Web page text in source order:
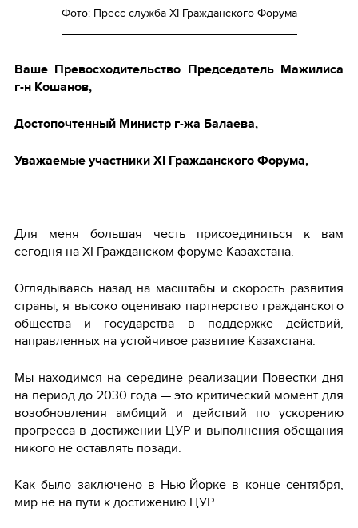
Фото: Пресс-служба XI Гражданского Форума
Ваше Превосходительство Председатель Мажилиса
г-н Кошанов,
Достопочтенный Министр г-жа Балаева,
Уважаемые участники XI Гражданского Форума,
Для меня большая честь присоединиться к вам
сегодня на XI Гражданском форуме Казахстана.
Оглядываясь назад на масштабы и скорость развития
страны, я высоко оцениваю партнерство гражданского
общества и государства в поддержке действий,
направленных на устойчивое развитие Казахстана.
Мы находимся на середине реализации Повестки дня
на период до 2030 года — это критический момент для
возобновления амбиций и действий по ускорению
прогресса в достижении ЦУР и выполнения обещания
никого не оставлять позади.
Как было заключено в Нью-Йорке в конце сентября,
мир не на пути к достижению ЦУР.